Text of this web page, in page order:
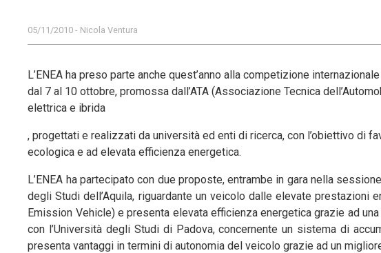
05/11/2010 - Nicola Ventura
L’ENEA ha preso parte anche quest’anno alla competizione
dal 7 al 10 ottobre, promossa dall’ATA (Associazione Tecnica
elettrica e ibrida
, progettati e realizzati da università ed enti di ricerca, con l’obiettivo di
ecologica e ad elevata efficienza energetica.
L’ENEA ha partecipato con due proposte, entrambe in gara nella
degli Studi dell’Aquila, riguardante un veicolo dalle elevate prestazioni
Emission Vehicle) e presenta elevata efficienza energetica grazie ad
con l’Università degli Studi di Padova, concernente un sistema di
presenta vantaggi in termini di autonomia del veicolo grazie ad un